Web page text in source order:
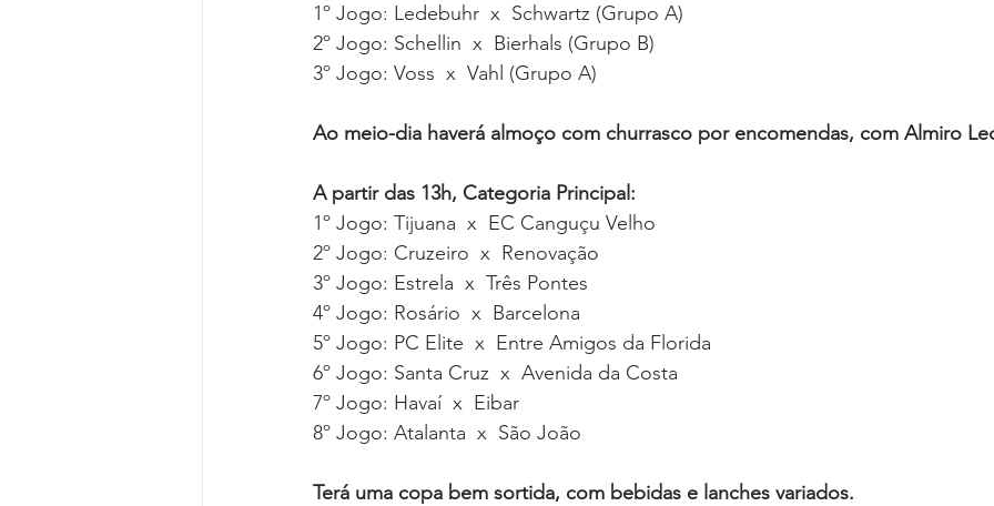
1º Jogo: Ledebuhr  x  Schwartz (Grupo A)
2º Jogo: Schellin  x  Bierhals (Grupo B)
3º Jogo: Voss  x  Vahl (Grupo A)
Ao meio-dia haverá almoço com churrasco por encomendas, com Almiro
A partir das 13h, Categoria Principal:
1º Jogo: Tijuana  x  EC Canguçu Velho
2º Jogo: Cruzeiro  x  Renovação
3º Jogo: Estrela  x  Três Pontes
4º Jogo: Rosário  x  Barcelona
5º Jogo: PC Elite  x  Entre Amigos da Florida
6º Jogo: Santa Cruz  x  Avenida da Costa
7º Jogo: Havaí  x  Eibar
8º Jogo: Atalanta  x  São João
Terá uma copa bem sortida, com bebidas e lanches variados.